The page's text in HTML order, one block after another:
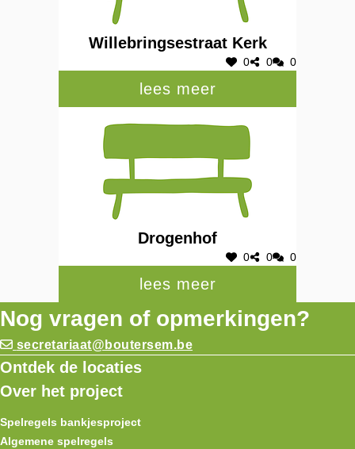
Willebringsestraat Kerk
0 0 0
lees meer
Drogenhof
0 0 0
lees meer
Nog vragen of opmerkingen?
secretariaat@boutersem.be
Ontdek de locaties
Over het project
Spelregels bankjesproject
Algemene spelregels